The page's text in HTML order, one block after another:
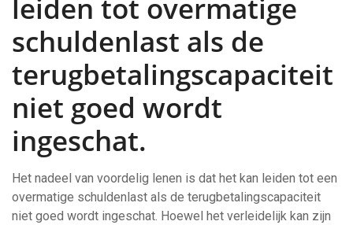
leiden tot overmatige
schuldenlast als de
terugbetalingscapaciteit
niet goed wordt
ingeschat.
Het nadeel van voordelig lenen is dat het kan leiden tot een
overmatige schuldenlast als de terugbetalingscapaciteit
niet goed wordt ingeschat. Hoewel het verleidelijk kan zijn